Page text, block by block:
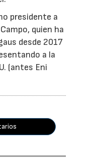
presidente a
quien ha
desde 2017
a la
(antes Eni